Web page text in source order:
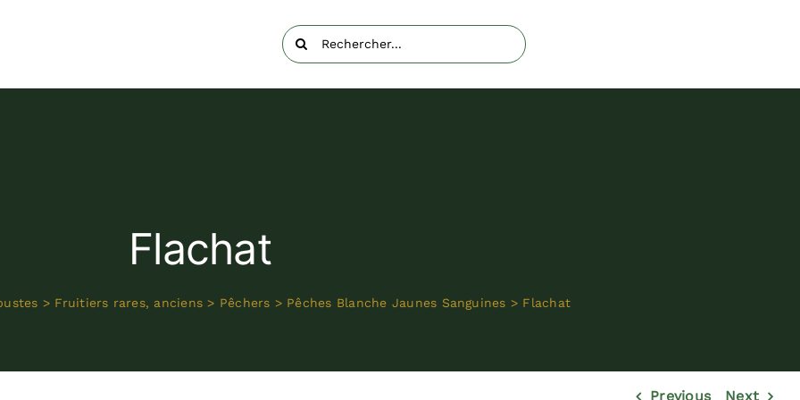
Rechercher:
Flachat
> Fruitiers rares, anciens > Pêchers > Pêches Blanche Jaunes Sanguines > Flachat
Previous Next